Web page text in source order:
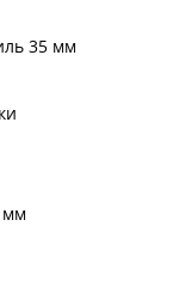
35 мм
мм